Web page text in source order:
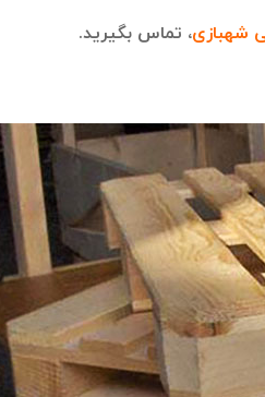
شهبازی، تماس بگیرید.